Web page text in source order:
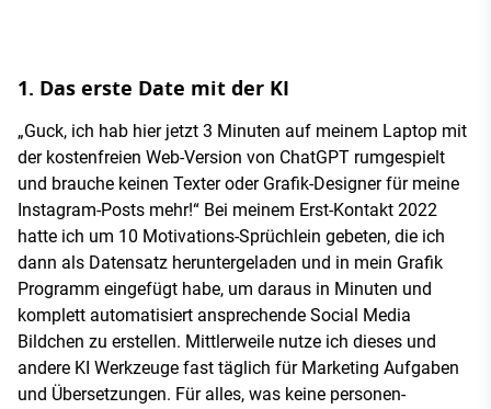
1. Das erste Date mit der KI
„Guck, ich hab hier jetzt 3 Minuten auf meinem Laptop mit
der kostenfreien Web-Version von ChatGPT rumgespielt
und brauche keinen Texter oder Grafik-Designer für meine
Instagram-Posts mehr!“ Bei meinem Erst-Kontakt 2022
hatte ich um 10 Motivations-Sprüchlein gebeten, die ich
dann als Datensatz heruntergeladen und in mein Grafik
Programm eingefügt habe, um daraus in Minuten und
komplett automatisiert ansprechende Social Media
Bildchen zu erstellen. Mittlerweile nutze ich dieses und
andere KI Werkzeuge fast täglich für Marketing Aufgaben
und Übersetzungen. Für alles, was keine personen-